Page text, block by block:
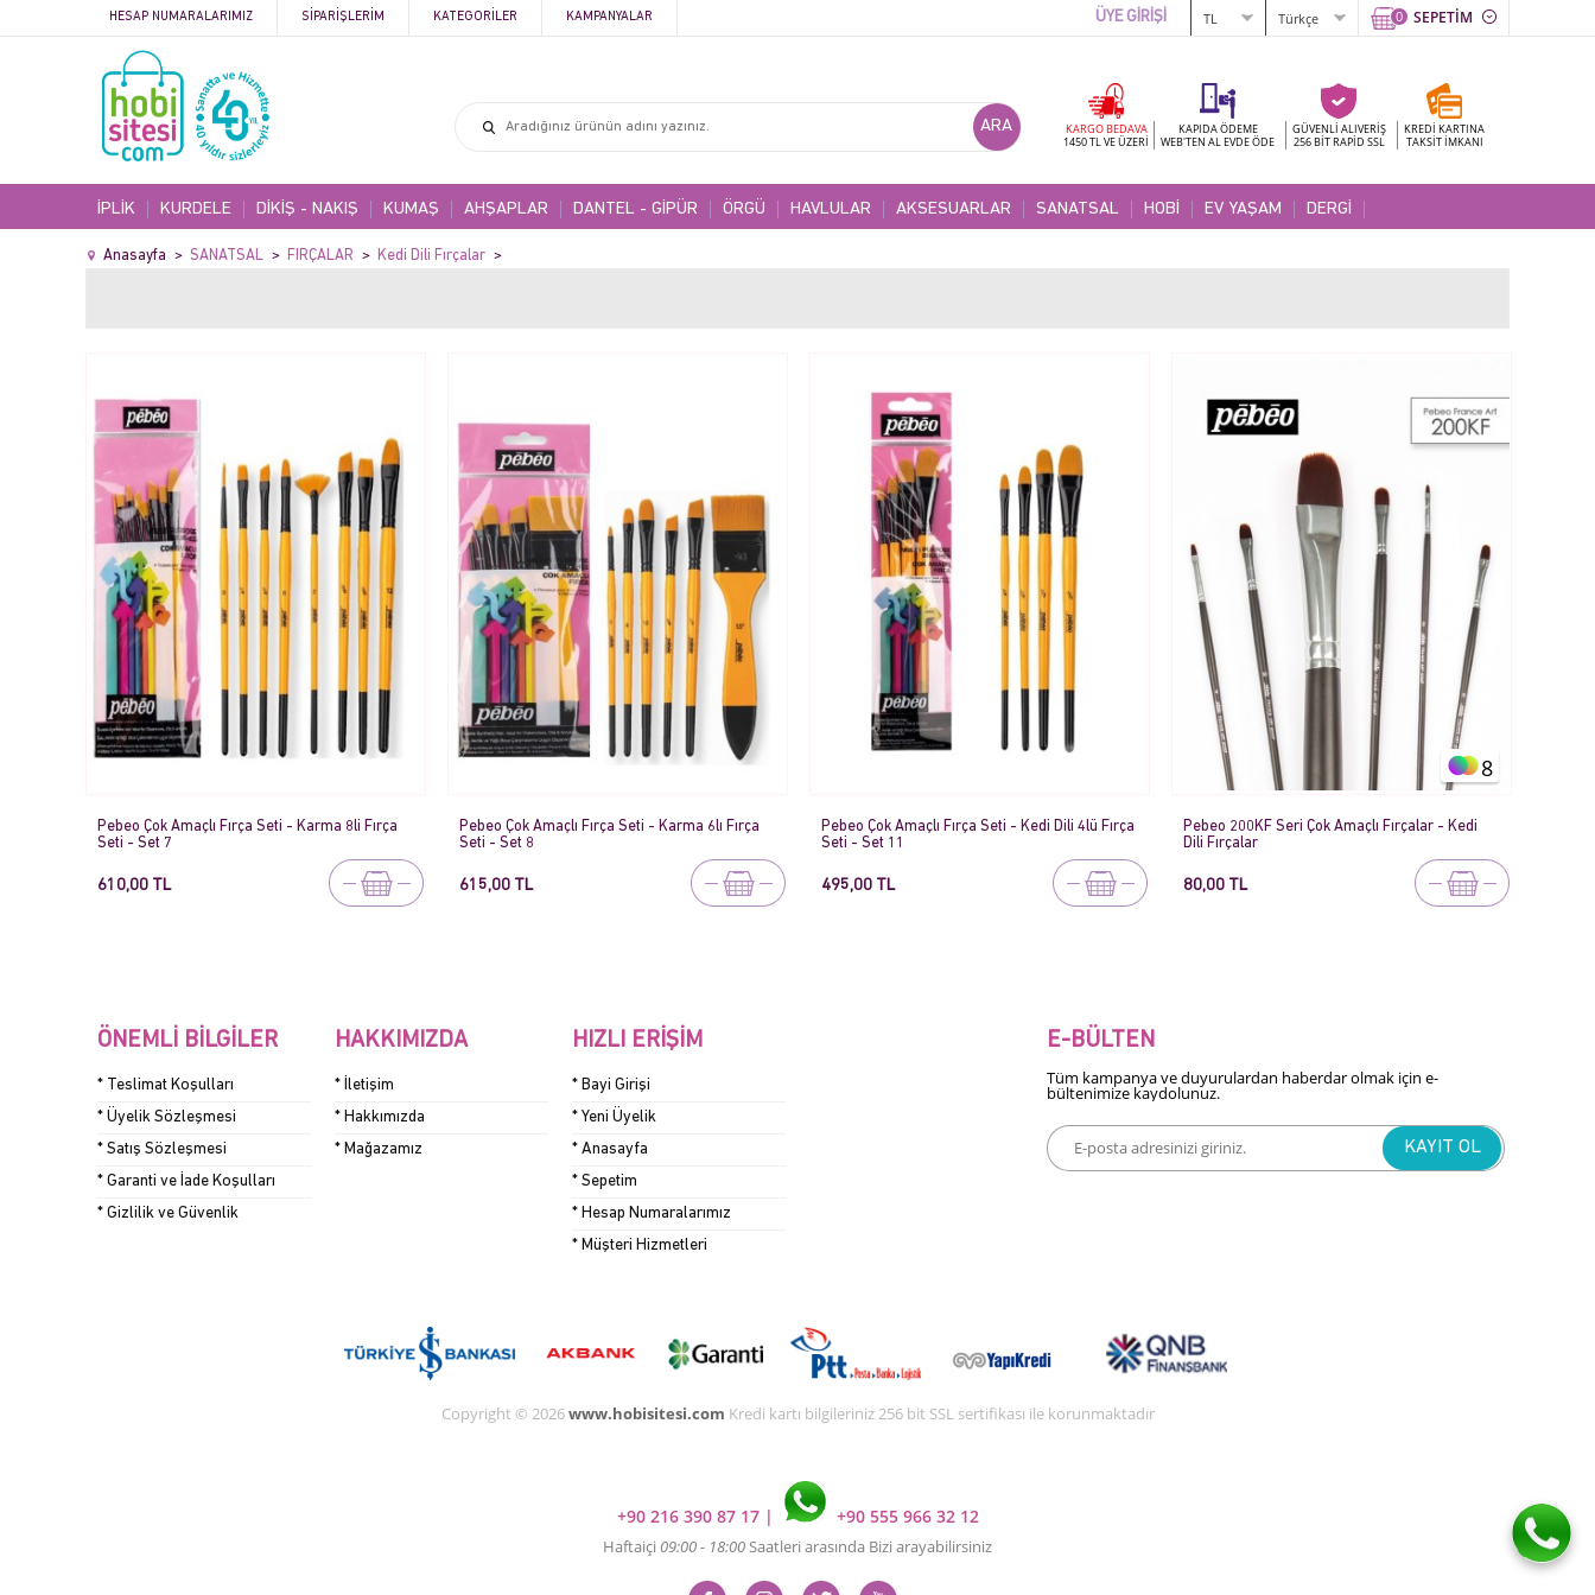
HESAP NUMARALARIMIZ SIPARIŞLERIM KATEGORILER KAMPANYALAR 0 SEPETİM
ÜYE GİRİŞİ
KARGO BEDAVA
1450 TL VE ÜZERİ
KAPIDA ÖDEME
WEB'TEN AL EVDE ÖDE
GÜVENLİ ALIVERİŞ
256 BİT RAPİD SSL
KREDİ KARTINA
TAKSİT İMKANI
İPLİK KURDELE DİKİŞ - NAKIŞ KUMAŞ AHŞAPLAR DANTEL - GİPÜR ÖRGÜ HAVLULAR AKSESUARLAR SANATSAL HOBİ EV YAŞAM DERGİ
Anasayfa SANATSAL FIRÇALAR Kedi Dili Fırçalar
Pebeo Çok Amaçlı Fırça Seti - Karma 8li Fırça
Seti - Set 7
610,00 TL
Pebeo Çok Amaçlı Fırça Seti - Karma 6lı Fırça
Seti - Set 8
615,00 TL
Pebeo Çok Amaçlı Fırça Seti - Kedi Dili 4lü Fırça
Seti - Set 11
495,00 TL
8
Pebeo 200KF Seri Çok Amaçlı Fırçalar - Kedi
Dili Fırçalar
80,00 TL
ÖNEMLI BILGILER
* Teslimat Koşulları
* Üyelik Sözleşmesi
* Satış Sözleşmesi
* Garanti ve İade Koşulları
* Gizlilik ve Güvenlik
HAKKIMIZDA
* İletişim
* Hakkımızda
* Mağazamız
HIZLI ERIŞIM
* Bayi Girişi
* Yeni Üyelik
* Anasayfa
* Sepetim
* Hesap Numaralarımız
* Müşteri Hizmetleri
E-BÜLTEN
Tüm kampanya ve duyurulardan haberdar olmak için e-
bültenimize kaydolunuz.
Copyright © 2026www.hobisitesi.com Kredi kartı bilgileriniz 256 bit SSL sertifikası ile korunmaktadır
+90 216 390 87 17 | +90 555 966 32 12
Haftaiçi 09:00 - 18:00Saatleri arasında Bizi arayabilirsiniz